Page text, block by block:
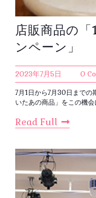
店販商品の
ンペーン」
2023年7月5日 0
7月1日から7月30日までの
いたあの商品」をこの機会
Read Full